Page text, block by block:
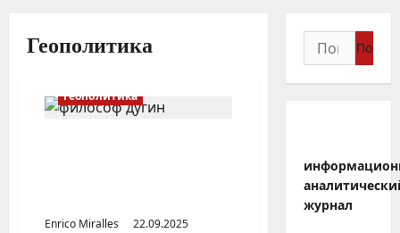
Геополитика
Геополитика
Enrico Miralles
22.09.2025
Найти:
журнал